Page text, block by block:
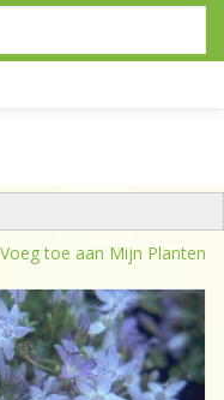
Voeg toe aan Mijn Planten